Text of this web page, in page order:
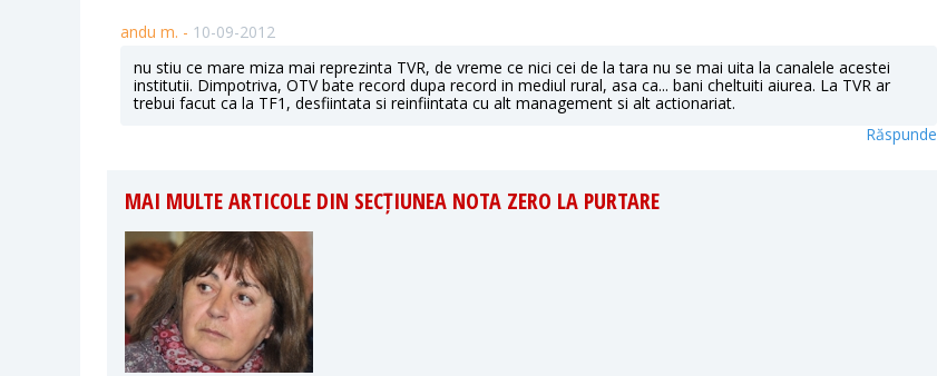
andu m. - 10-09-2012
nu stiu ce mare miza mai reprezinta TVR, de vreme ce nici cei de la tara nu se mai uita la canalele acestei
institutii. Dimpotriva, OTV bate record dupa record in mediul rural, asa ca... bani cheltuiti aiurea. La TVR ar
trebui facut ca la TF1, desfiintata si reinfiintata cu alt management si alt actionariat.
Răspunde
MAI MULTE ARTICOLE DIN SECȚIUNEA NOTA ZERO LA PURTARE